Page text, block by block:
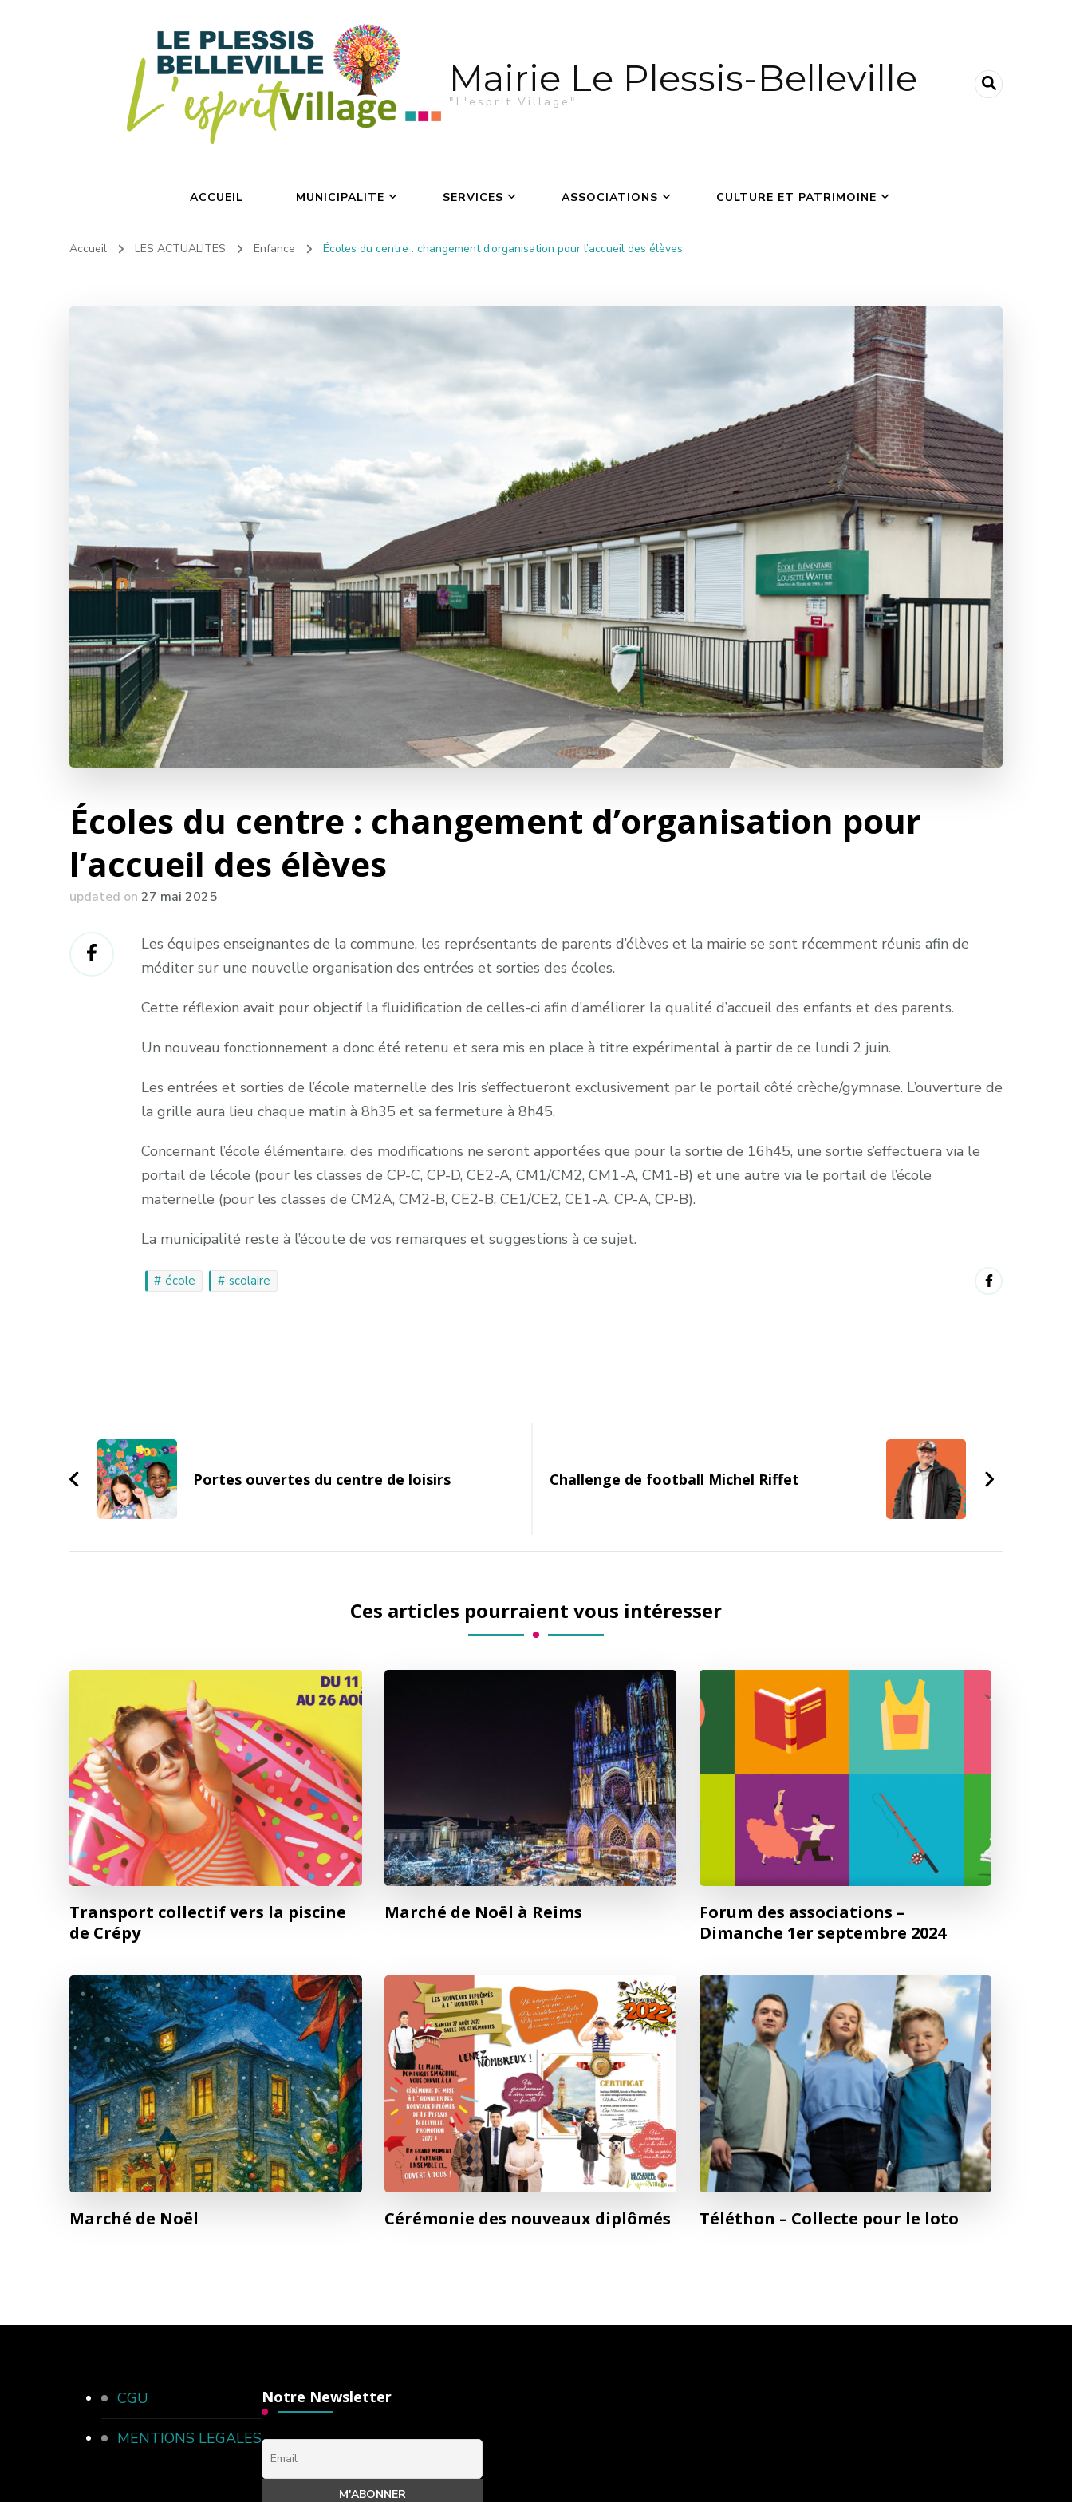
Mairie Le Plessis-Belleville
"L'esprit Village"
ACCUEIL MUNICIPALITE SERVICES ASSOCIATIONS CULTURE ET PATRIMOINE
Accueil LES ACTUALITES Enfance Écoles du centre : changement d’organisation pour l’accueil des élèves
Écoles du centre : changement d’organisation pour
l’accueil des élèves
updated on 27 mai 2025
Les équipes enseignantes de la commune, les représentants de parents d’élèves et la mairie se sont récemment réunis afin de
méditer sur une nouvelle organisation des entrées et sorties des écoles.
Cette réflexion avait pour objectif la fluidification de celles-ci afin d’améliorer la qualité d’accueil des enfants et des parents.
Un nouveau fonctionnement a donc été retenu et sera mis en place à titre expérimental à partir de ce lundi 2 juin.
Les entrées et sorties de l’école maternelle des Iris s’effectueront exclusivement par le portail côté crèche/gymnase. L’ouverture de
la grille aura lieu chaque matin à 8h35 et sa fermeture à 8h45.
Concernant l’école élémentaire, des modifications ne seront apportées que pour la sortie de 16h45, une sortie s’effectuera via le
portail de l’école (pour les classes de CP-C, CP-D, CE2-A, CM1/CM2, CM1-A, CM1-B) et une autre via le portail de l’école
maternelle (pour les classes de CM2A, CM2-B, CE2-B, CE1/CE2, CE1-A, CP-A, CP-B).
La municipalité reste à l’écoute de vos remarques et suggestions à ce sujet.
école scolaire
Navigation
Portes ouvertes du centre de loisirs Challenge de football Michel Riffet
Ces articles pourraient vous intéresser
Transport collectif vers la piscine
de Crépy
Marché de Noël à Reims
Forum des associations –
Dimanche 1er septembre 2024
Marché de Noël Cérémonie des nouveaux diplômés Téléthon – Collecte pour le loto
CGU
MENTIONS LEGALES
Notre Newsletter